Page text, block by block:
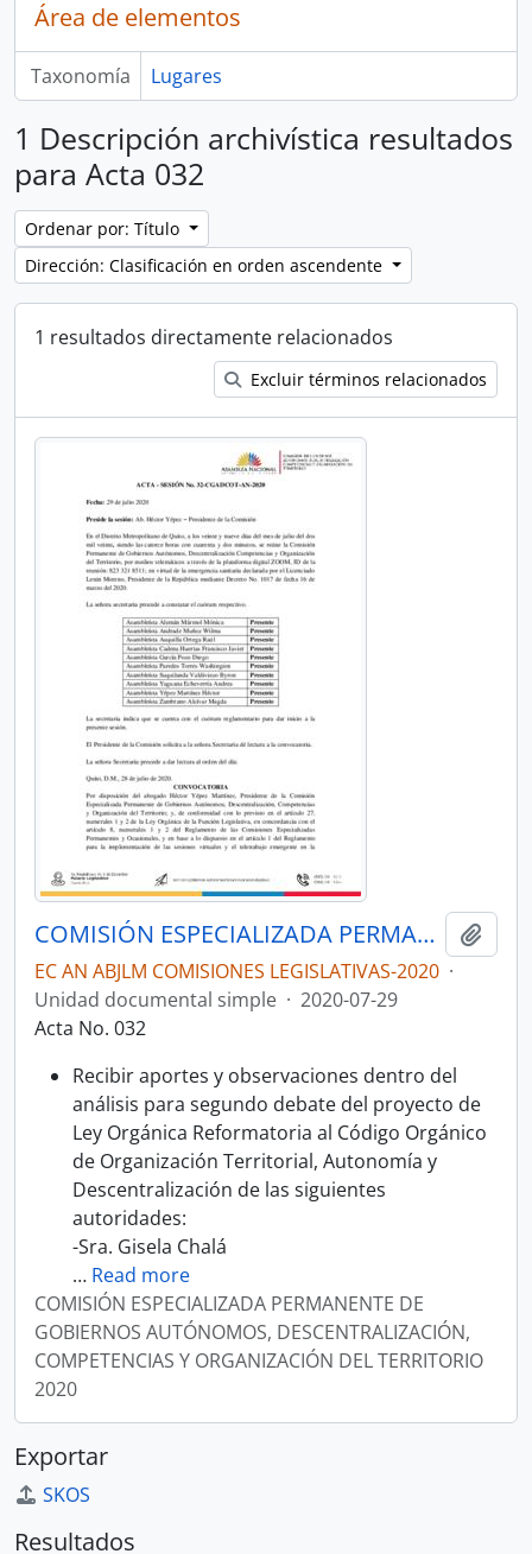
Área de elementos
Taxonomía Lugares
1 Descripción archivística resultados
para Acta 032
Ordenar por: Título
Dirección: Clasificación en orden ascendente
1 resultados directamente relacionados
Excluir términos relacionados
COMISIÓN ESPECIALIZADA PERMANENTE DE GOBIERNOS AUTÓNOMOS, DESCENTRALIZACIÓN, COMPETENCIAS Y ORGANIZACIÓN DEL TERRITORIO 2020
EC AN ABJLM COMISIONES LEGISLATIVAS-2020 ·
Unidad documental simple · 2020-07-29
Acta No. 032
Recibir aportes y observaciones dentro del
análisis para segundo debate del proyecto de
Ley Orgánica Reformatoria al Código Orgánico
de Organización Territorial, Autonomía y
Descentralización de las siguientes
autoridades:
-Sra. Gisela Chalá
… Read more
COMISIÓN ESPECIALIZADA PERMANENTE DE
GOBIERNOS AUTÓNOMOS, DESCENTRALIZACIÓN,
COMPETENCIAS Y ORGANIZACIÓN DEL TERRITORIO
2020
Exportar
SKOS
Resultados